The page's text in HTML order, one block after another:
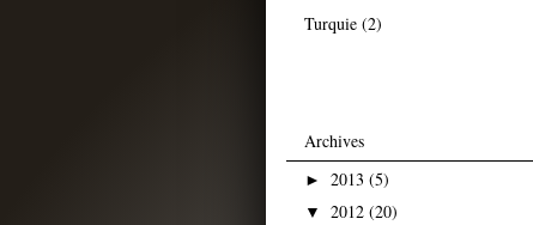
Turquie (2)
Archives
► 2013 (5)
▼ 2012 (20)